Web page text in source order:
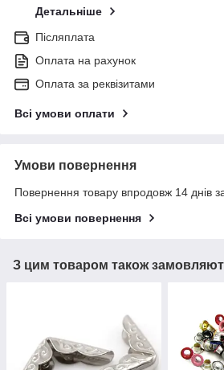
Детальніше
Післяплата
Оплата на рахунок
Оплата за реквізитами
Всі умови оплати
Умови повернення
Повернення товару впродовж 14 днів
Всі умови повернення
З цим товаром також